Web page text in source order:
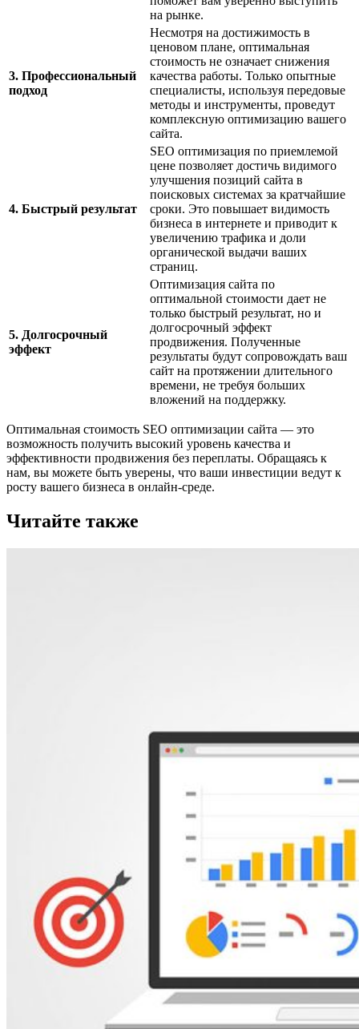
на рынке.
3. Профессиональный
подход
Несмотря на достижимость в
ценовом плане, оптимальная
стоимость не означает снижения
качества работы. Только опытные
специалисты, используя передовые
методы и инструменты, проведут
комплексную оптимизацию вашего
сайта.
4. Быстрый результат
SEO оптимизация по приемлемой
цене позволяет достичь видимого
улучшения позиций сайта в
поисковых системах за кратчайшие
сроки. Это повышает видимость
бизнеса в интернете и приводит к
увеличению трафика и доли
органической выдачи ваших
страниц.
5. Долгосрочный
эффект
Оптимизация сайта по
оптимальной стоимости дает не
только быстрый результат, но и
долгосрочный эффект
продвижения. Полученные
результаты будут сопровождать ваш
сайт на протяжении длительного
времени, не требуя больших
вложений на поддержку.
Оптимальная стоимость SEO оптимизации сайта — это
возможность получить высокий уровень качества и
эффективности продвижения без переплаты. Обращаясь к
нам, вы можете быть уверены, что ваши инвестиции ведут к
росту вашего бизнеса в онлайн-среде.
Читайте также